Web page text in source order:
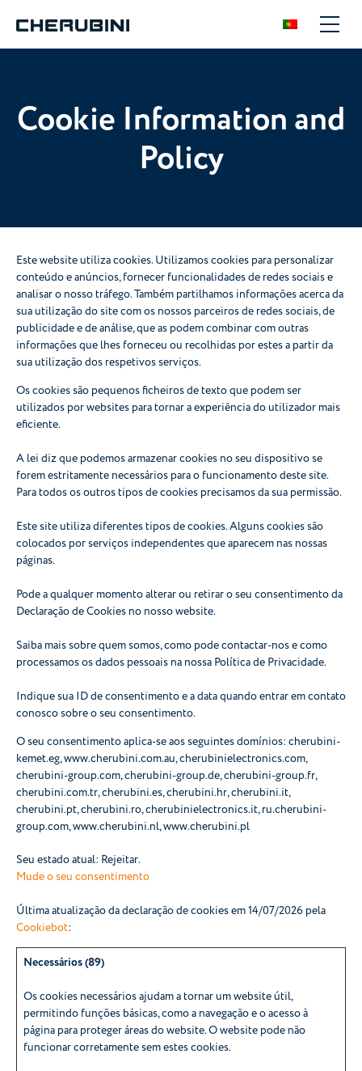
Cookie Information and
Policy
Este website utiliza cookies. Utilizamos cookies para personalizar
conteúdo e anúncios, fornecer funcionalidades de redes sociais e
analisar o nosso tráfego. Também partilhamos informações acerca da
sua utilização do site com os nossos parceiros de redes sociais, de
publicidade e de análise, que as podem combinar com outras
informações que lhes forneceu ou recolhidas por estes a partir da
sua utilização dos respetivos serviços.
Os cookies são pequenos ficheiros de texto que podem ser
utilizados por websites para tornar a experiência do utilizador mais
eficiente.
A lei diz que podemos armazenar cookies no seu dispositivo se
forem estritamente necessários para o funcionamento deste site.
Para todos os outros tipos de cookies precisamos da sua permissão.
Este site utiliza diferentes tipos de cookies. Alguns cookies são
colocados por serviços independentes que aparecem nas nossas
páginas.
Pode a qualquer momento alterar ou retirar o seu consentimento da
Declaração de Cookies no nosso website.
Saiba mais sobre quem somos, como pode contactar-nos e como
processamos os dados pessoais na nossa Política de Privacidade.
Indique sua ID de consentimento e a data quando entrar em contato
conosco sobre o seu consentimento.
O seu consentimento aplica-se aos seguintes domínios: cherubini-
kemet.eg, www.cherubini.com.au, cherubinielectronics.com,
cherubini-group.com, cherubini-group.de, cherubini-group.fr,
cherubini.com.tr, cherubini.es, cherubini.hr, cherubini.it,
cherubini.pt, cherubini.ro, cherubinielectronics.it, ru.cherubini-
group.com, www.cherubini.nl, www.cherubini.pl
Seu estado atual: Rejeitar.
Mude o seu consentimento
Última atualização da declaração de cookies em 14/07/2026 pela
Cookiebot:
Necessários (89)
Os cookies necessários ajudam a tornar um website útil,
permitindo funções básicas, como a navegação e o acesso à
página para proteger áreas do website. O website pode não
funcionar corretamente sem estes cookies.